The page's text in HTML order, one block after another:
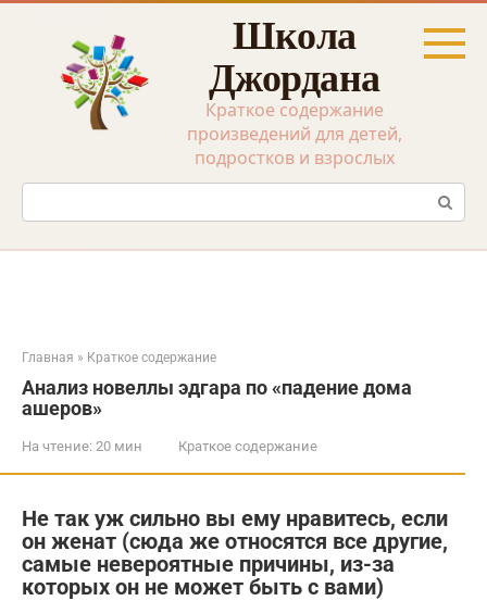
Перейти
Школа
Джордана
Краткое содержание
произведений для детей,
подростков и взрослых
Поиск:
Главная » Краткое содержание
Анализ новеллы эдгара по «падение дома
ашеров»
На чтение: 20 мин Краткое содержание
Не так уж сильно вы ему нравитесь, если
он женат (сюда же относятся все другие,
самые невероятные причины, из-за
которых он не может быть с вами)